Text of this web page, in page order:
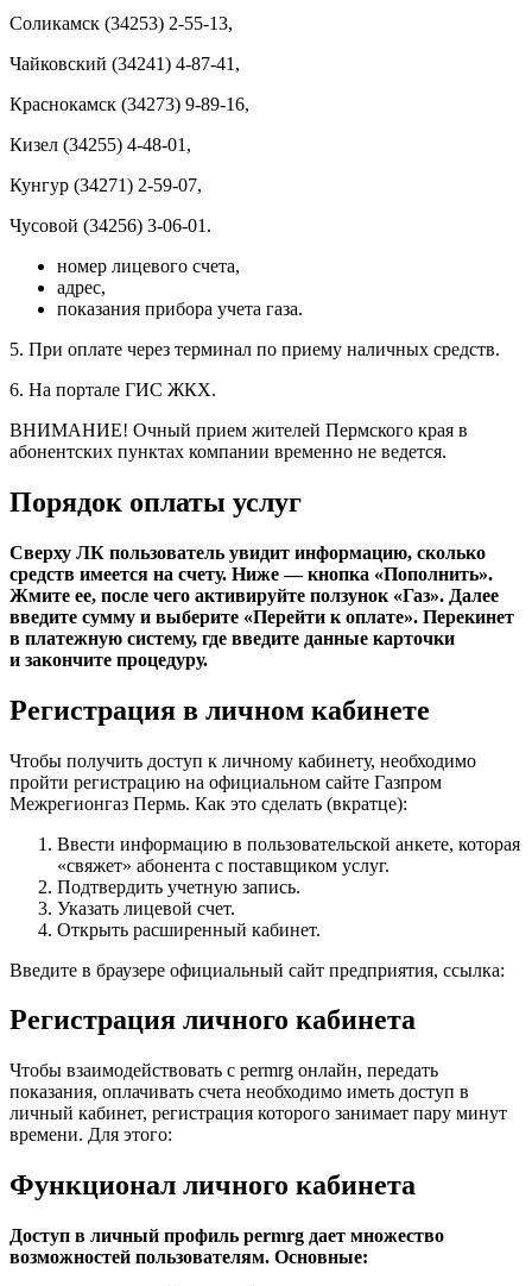
Соликамск (34253) 2-55-13,
Чайковский (34241) 4-87-41,
Краснокамск (34273) 9-89-16,
Кизел (34255) 4-48-01,
Кунгур (34271) 2-59-07,
Чусовой (34256) 3-06-01.
номер лицевого счета,
адрес,
показания прибора учета газа.
5. При оплате через терминал по приему наличных средств.
6. На портале ГИС ЖКХ.
ВНИМАНИЕ! Очный прием жителей Пермского края в
абонентских пунктах компании временно не ведется.
Порядок оплаты услуг
Сверху ЛК пользователь увидит информацию, сколько
средств имеется на счету. Ниже — кнопка «Пополнить».
Жмите ее, после чего активируйте ползунок «Газ». Далее
введите сумму и выберите «Перейти к оплате». Перекинет
в платежную систему, где введите данные карточки
и закончите процедуру.
Регистрация в личном кабинете
Чтобы получить доступ к личному кабинету, необходимо
пройти регистрацию на официальном сайте Газпром
Межрегионгаз Пермь. Как это сделать (вкратце):
Ввести информацию в пользовательской анкете, которая
«свяжет» абонента с поставщиком услуг.
Подтвердить учетную запись.
Указать лицевой счет.
Открыть расширенный кабинет.
Введите в браузере официальный сайт предприятия, ссылка:
Регистрация личного кабинета
Чтобы взаимодействовать с permrg онлайн, передать
показания, оплачивать счета необходимо иметь доступ в
личный кабинет, регистрация которого занимает пару минут
времени. Для этого:
Функционал личного кабинета
Доступ в личный профиль permrg дает множество
возможностей пользователям. Основные: